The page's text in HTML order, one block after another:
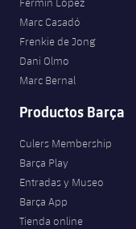
Fermín López
Marc Casadó
Frenkie de Jong
Dani Olmo
Marc Bernal
Productos Barça
Culers Membership
Barça Play
Entradas y Museo
Barça App
Tienda online